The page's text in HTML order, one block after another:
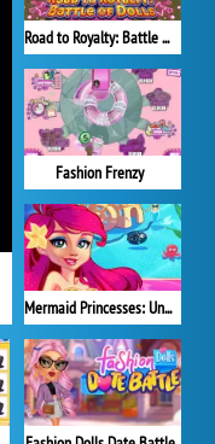
Road to Royalty: Battle of Dolls
Fashion Frenzy
Mermaid Princesses: Underwater Games